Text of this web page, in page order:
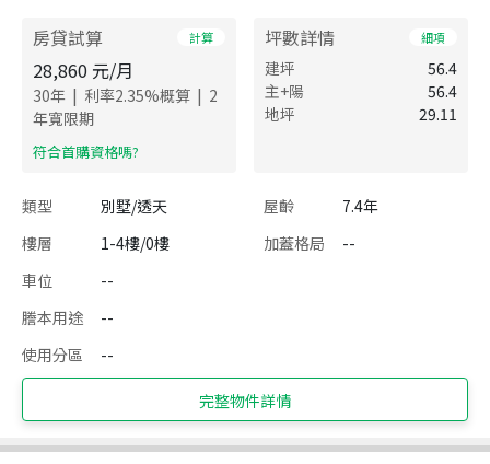
房貸試算 計算
28,860 元/月
30年 | 利率2.35%概算 | 2
年寬限期
​符合首購資格嗎?
坪數詳情 細項
建坪
56.4
主+陽
56.4
地坪
29.11
類型 別墅/透天 屋齡
7.4年
樓層
1-4樓/0樓 加蓋格局
--
車位
--
謄本用途
--
使用分區
--
完整物件詳情